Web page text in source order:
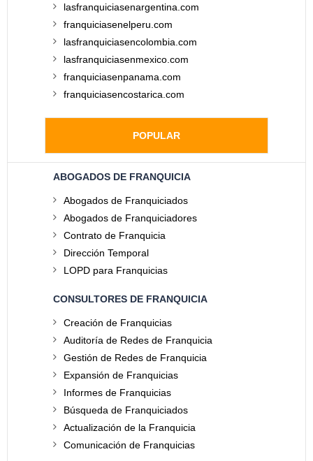
lasfranquiciasenargentina.com
franquiciasenelperu.com
lasfranquiciasencolombia.com
lasfranquiciasenmexico.com
franquiciasenpanama.com
franquiciasencostarica.com
POPULAR
ABOGADOS DE FRANQUICIA
Abogados de Franquiciados
Abogados de Franquiciadores
Contrato de Franquicia
Dirección Temporal
LOPD para Franquicias
CONSULTORES DE FRANQUICIA
Creación de Franquicias
Auditoría de Redes de Franquicia
Gestión de Redes de Franquicia
Expansión de Franquicias
Informes de Franquicias
Búsqueda de Franquiciados
Actualización de la Franquicia
Comunicación de Franquicias